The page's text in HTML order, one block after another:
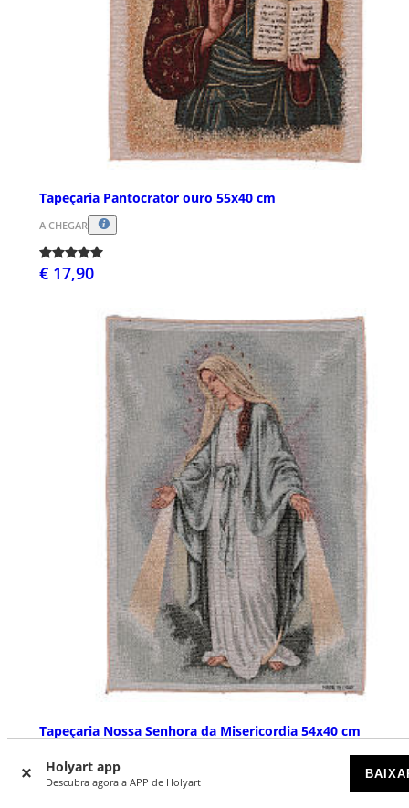
Holyart app
Descubra agora a APP de Holyart
Tapeçaria Pantocrator ouro 55x40 cm
A CHEGAR
€ 17,90
Tapeçaria Nossa Senhora da Misericordia 54x40 cm
DISPONÍVEL